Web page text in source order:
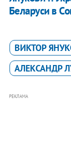
Беларуси в
ВИКТОР
АЛЕКСАНДР
РЕКЛАМА